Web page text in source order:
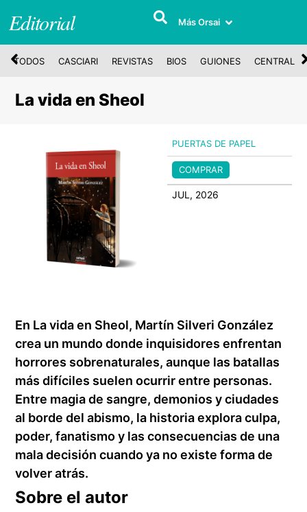
Editorial Más Orsai
TODOS CASCIARI REVISTAS BIOS GUIONES CENTRAL
La vida en Sheol
PUERTAS DE PAPEL
COMPRAR
JUL, 2026
En La vida en Sheol, Martín Silveri González
crea un mundo donde inquisidores enfrentan
horrores sobrenaturales, aunque las batallas
más difíciles suelen ocurrir entre personas.
Entre magia de sangre, demonios y ciudades
al borde del abismo, la historia explora culpa,
poder, fanatismo y las consecuencias de una
mala decisión cuando ya no existe forma de
volver atrás.
Sobre el autor